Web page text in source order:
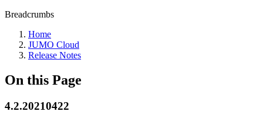
Breadcrumbs
Home
JUMO Cloud
Release Notes
On this Page
4.2.20210422